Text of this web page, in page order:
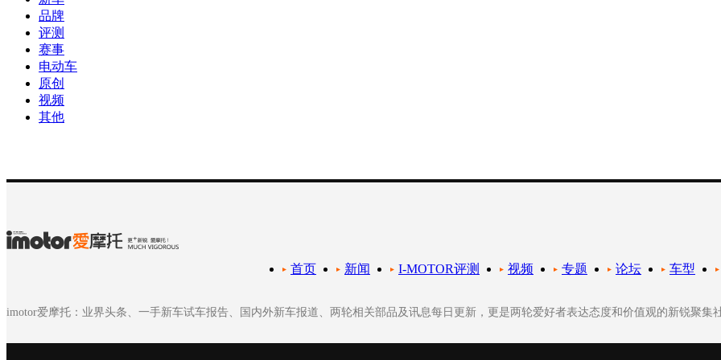
品牌
评测
赛事
电动车
原创
视频
其他
车型
论坛
专题
视频
I-MOTOR评测
新闻
首页
imotor爱摩托：业界头条、一手新车试车报告、国内外新车报道、两轮相关部品及讯息每日更新，更是两轮爱好者表达态度和价值观的新锐聚集社